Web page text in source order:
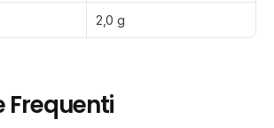
2,0 g
Frequenti